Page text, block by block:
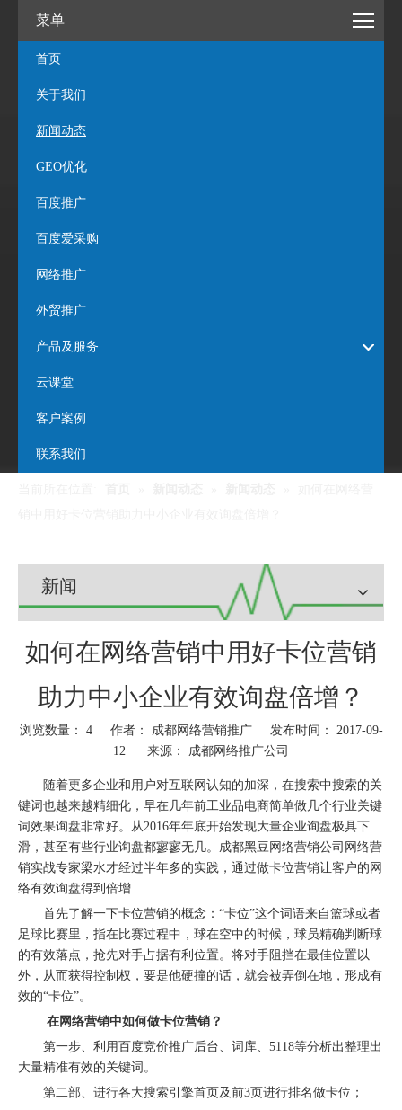
菜单
首页
关于我们
新闻动态
GEO优化
百度推广
百度爱采购
网络推广
外贸推广
产品及服务
云课堂
客户案例
联系我们
新闻
如何在网络营销中用好卡位营销
助力中小企业有效询盘倍增？
浏览数量： 4作者： 成都网络营销推广 发布时间： 2017-09-
12 来源： 成都网络推广公司
["wechat","weibo","qzone","douban","email"]
随着更多企业和用户对互联网认知的加深，在搜索中搜索的关
键词也越来越精细化，早在几年前工业品电商简单做几个行业关键
词效果询盘非常好。从2016年年底开始发现大量企业询盘极具下
滑，甚至有些行业询盘都寥寥无几。成都黑豆网络营销公司 网络营
销实战专家梁水才经过半年多的实践，通过做卡位营销让客户的网
络有效询盘得到倍增.
首先了解一下卡位营销的概念：“卡位”这个词语来自篮球或者
足球比赛里，指在比赛过程中，球在空中的时候，球员精确判断球
的有效落点，抢先对手占据有利位置。将对手阻挡在最佳位置以
外，从而获得控制权，要是他硬撞的话，就会被弄倒在地，形成有
效的“卡位”。
在网络营销中如何做卡位营销？
第一步、利用百度竞价推广后台、词库、5118等分析出整理出
大量精准有效的关键词。
第二部、进行各大搜索引擎首页及前3页进行排名做卡位；